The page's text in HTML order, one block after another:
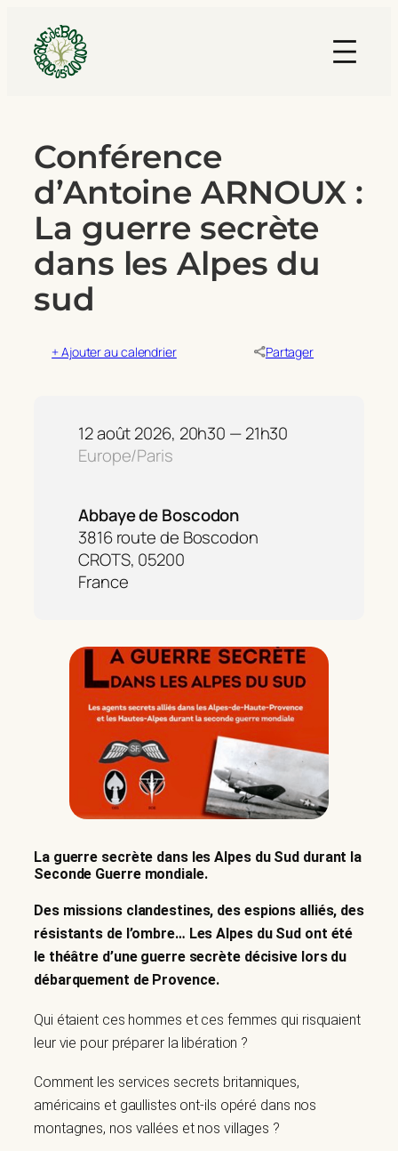
Conférence
d’Antoine ARNOUX :
La guerre secrète
dans les Alpes du
sud
+ Ajouter au calendrier Partager
La guerre secrète dans les Alpes du Sud durant la
Seconde Guerre mondiale.
Des missions clandestines, des espions alliés, des
résistants de l’ombre… Les Alpes du Sud ont été
le théâtre d’une guerre secrète décisive lors du
débarquement de Provence.
Qui étaient ces hommes et ces femmes qui risquaient
leur vie pour préparer la libération ?
Comment les services secrets britanniques,
américains et gaullistes ont-ils opéré dans nos
montagnes, nos vallées et nos villages ?
12 août 2026, 20h30 — 21h30
Europe/Paris
Abbaye de Boscodon
3816 route de Boscodon
CROTS, 05200
France